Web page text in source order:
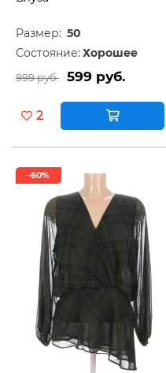
Размер: 50
Состояние: Хорошее
999 руб. 599 руб.
2
-60%